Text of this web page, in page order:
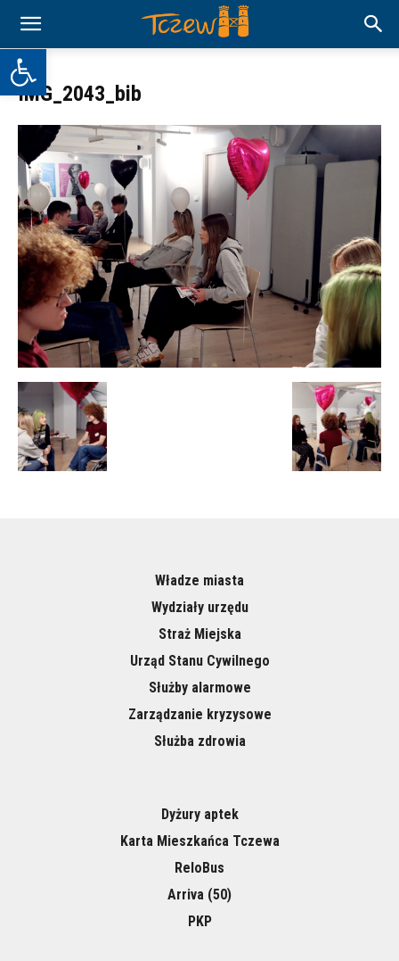
Otwórz pasek narzędzi
IMG_2043_bib
Władze miasta
Wydziały urzędu
Straż Miejska
Urząd Stanu Cywilnego
Służby alarmowe
Zarządzanie kryzysowe
Służba zdrowia
Dyżury aptek
Karta Mieszkańca Tczewa
ReloBus
Arriva (50)
PKP